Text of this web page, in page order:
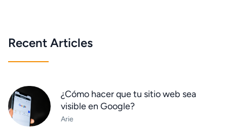
Recent Articles
¿Cómo hacer que tu sitio web sea
visible en Google?
Arie